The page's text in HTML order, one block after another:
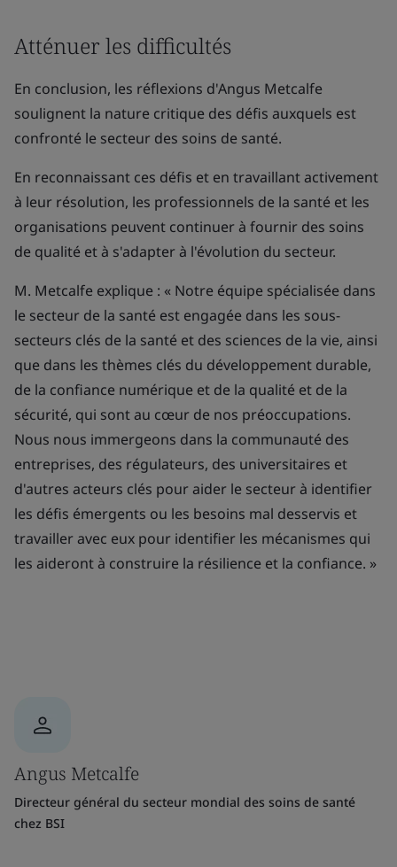
Atténuer les difficultés
En conclusion, les réflexions d'Angus Metcalfe
soulignent la nature critique des défis auxquels est
confronté le secteur des soins de santé.
En reconnaissant ces défis et en travaillant activement
à leur résolution, les professionnels de la santé et les
organisations peuvent continuer à fournir des soins
de qualité et à s'adapter à l'évolution du secteur.
M. Metcalfe explique : « Notre équipe spécialisée dans
le secteur de la santé est engagée dans les sous-
secteurs clés de la santé et des sciences de la vie, ainsi
que dans les thèmes clés du développement durable,
de la confiance numérique et de la qualité et de la
sécurité, qui sont au cœur de nos préoccupations.
Nous nous immergeons dans la communauté des
entreprises, des régulateurs, des universitaires et
d'autres acteurs clés pour aider le secteur à identifier
les défis émergents ou les besoins mal desservis et
travailler avec eux pour identifier les mécanismes qui
les aideront à construire la résilience et la confiance. »
Angus Metcalfe
Directeur général du secteur mondial des soins de santé
chez BSI